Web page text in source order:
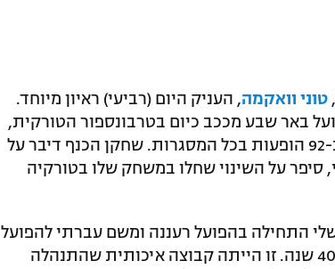
טוני וואקמה, העניק היום (רביעי) ראיון מיוחד.
באר שבע מככב כיום בטרבונספור הטורקית,
במדיה הוא הבקיע 30 שערים ותרם 27 בישולים ב-92 הופעות בכל המסגרות. שחקן הכנף דיבר על
על השינוי שחלו במשחק שלו בטורקיה
התחילה בהפועל רעננה ומשם עברתי להפועל
באר שבע, קבוצה שלא זכתה באליפות למעלה מ-40 שנה. זו הייתה קבוצה איכותית שהתנהלה